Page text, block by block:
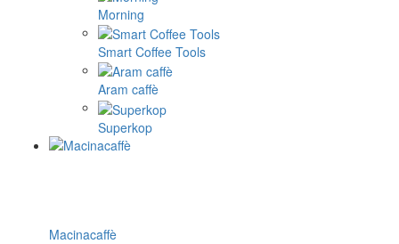
Morning
Smart Coffee Tools
Aram caffè
Superkop
Macinacaffè